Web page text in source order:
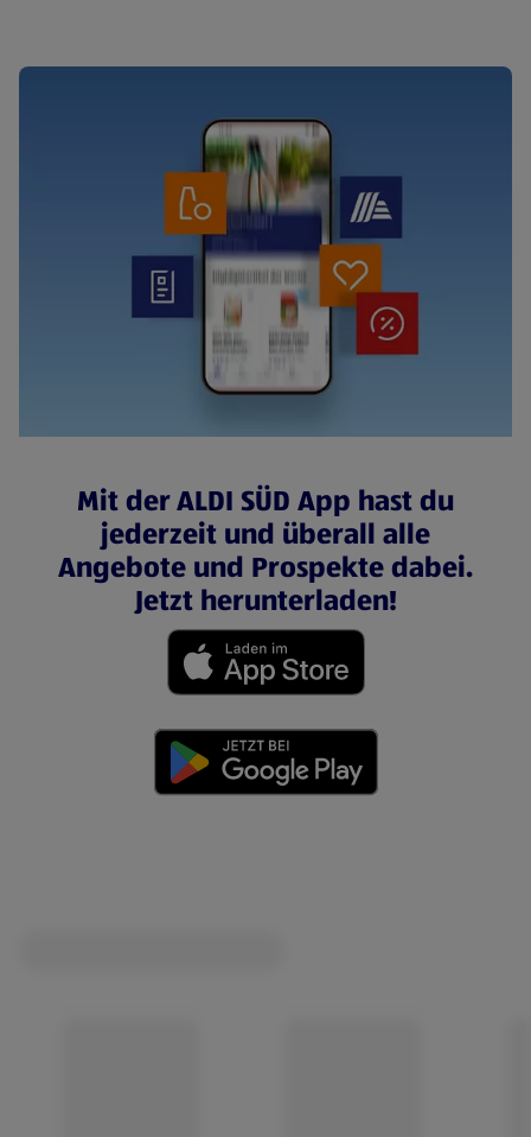
Mit der ALDI SÜD App hast du
jederzeit und überall alle
Angebote und Prospekte dabei.
Jetzt herunterladen!